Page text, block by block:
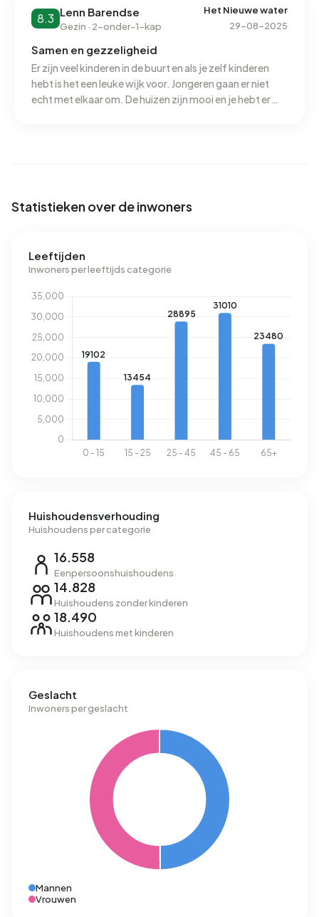
8.3 Lenn Barendse
Gezin · 2-onder-1-kap
Het Nieuwe water
29-08-2025
Samen en gezzeligheid
Er zijn veel kinderen in de buurt en als je zelf kinderen
hebt is het een leuke wijk voor. Jongeren gaan er niet
echt met elkaar om. De huizen zijn mooi en je hebt er
Statistieken over de inwoners
Leeftijden
Inwoners per leeftijds categorie
Huishoudensverhouding
Huishoudens per categorie
16.558
Eenpersoonshuishoudens
14.828
Huishoudens zonder kinderen
18.490
Huishoudens met kinderen
Geslacht
Inwoners per geslacht
Mannen
Vrouwen